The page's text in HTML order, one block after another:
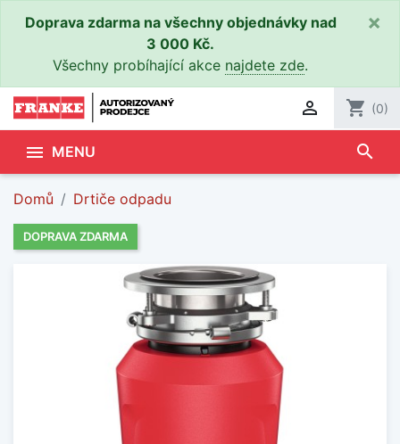
Doprava zdarma na všechny objednávky nad
3 000 Kč.
Všechny probíhající akce najdete zde.
×
 shopping_cart (0)
 MENU search
Domů Drtiče odpadu
DOPRAVA ZDARMA